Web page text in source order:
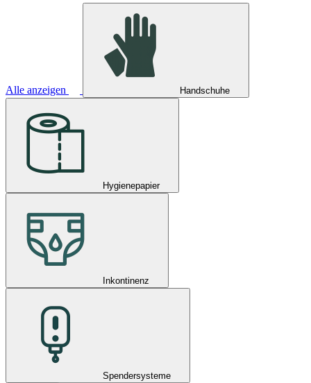
Alle anzeigen Handschuhe
Hygienepapier
Inkontinenz
Spendersysteme